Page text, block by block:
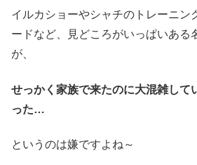
イルカショーやシャチのトレーニン
ードなど、見どころがいっぱいある
が、
せっかく家族で来たのに大混雑して
った…
というのは嫌ですよね～